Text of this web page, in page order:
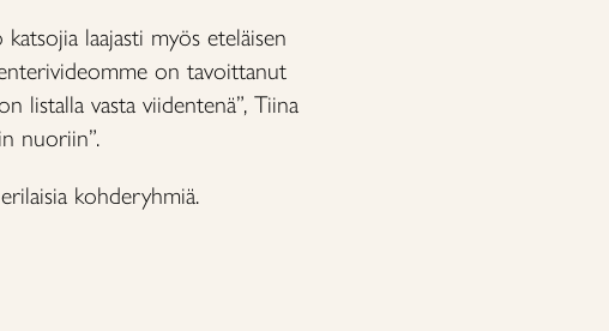
laajasti myös eteläisen
on tavoittanut
listalla vasta viidentenä”, Tiina
nuoriin”.
kohderyhmiä.